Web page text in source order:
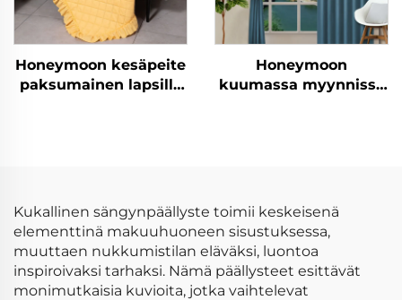
Honeymoon kesäpeite
paksumainen lapsille
rypyllyllä
Honeymoon
kuumassa myynnissä
Kukallinen sängynpäällyste toimii keskeisenä
elementtinä makuuhuoneen sisustuksessa,
muuttaen nukkumistilan eläväksi, luontoa
inspiroivaksi tarhaksi. Nämä päällysteet esittävät
monimutkaisia kuvioita, jotka vaihtelevat